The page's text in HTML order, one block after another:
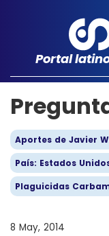
Portal
Aportes de Javier
País: Estados
Plaguicidas
8 May, 2014